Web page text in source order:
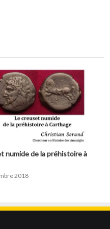
numide de la préhistoire à
2018